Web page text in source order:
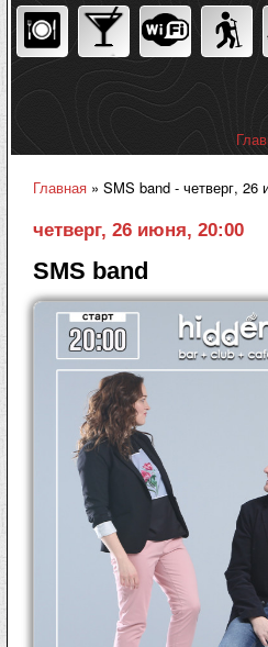
Главная » SMS band - четверг, 26
четверг, 26 июня, 20:00
SMS band